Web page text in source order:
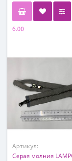
6.00
Артикул:
Серая молния